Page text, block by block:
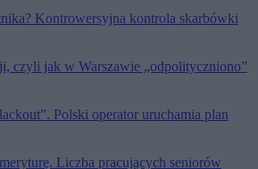
Kontrowersyjna kontrola skarbówki
czyli jak w Warszawie „odpolityczniono”
Polski operator uruchamia plan
Liczba pracujących seniorów